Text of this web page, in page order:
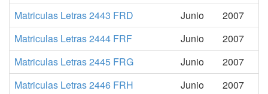
Matriculas Letras 2443 FRD
Junio
2007
Matriculas Letras 2444 FRF
Junio
2007
Matriculas Letras 2445 FRG
Junio
2007
Matriculas Letras 2446 FRH
Junio
2007